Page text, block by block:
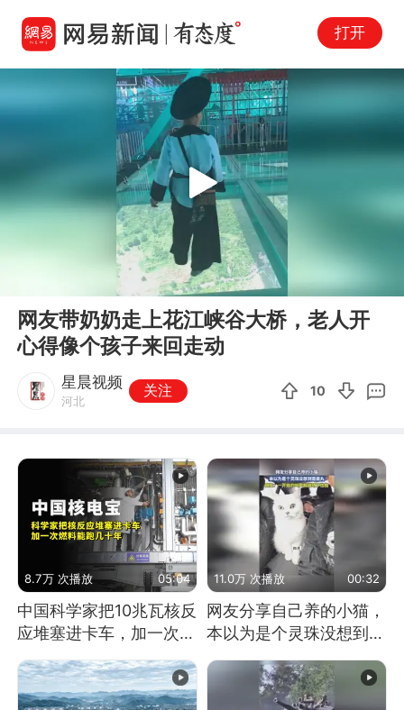
打开
Play
网友带奶奶走上花江峡谷大桥，老人开
心得像个孩子来回走动
星晨视频
河北
关注 10
8.7万 次播放 05:04
中国科学家把10兆瓦核反
应堆塞进卡车，加一次燃
料能跑几十年
11.0万 次播放 00:32
网友分享自己养的小猫，
本以为是个灵珠没想到是
魔丸